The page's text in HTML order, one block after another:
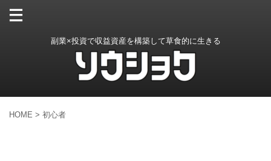
副業×投資で収益資産を構築して草食的に生きる
HOME > 初心者